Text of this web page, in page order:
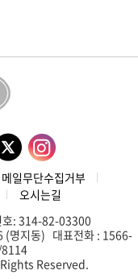
일무단수집거부
오시는길
호: 314-82-03300
(명지동) 대표전화 : 1566-
Reserved.